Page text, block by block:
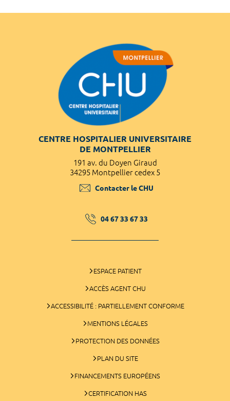
CENTRE HOSPITALIER UNIVERSITAIRE
DE MONTPELLIER
191 av. du Doyen Giraud
34295 Montpellier cedex 5
Contacter le CHU
04 67 33 67 33
ESPACE PATIENT
ACCÈS AGENT CHU
ACCESSIBILITÉ : PARTIELLEMENT CONFORME
MENTIONS LÉGALES
PROTECTION DES DONNÉES
PLAN DU SITE
FINANCEMENTS EUROPÉENS
CERTIFICATION HAS